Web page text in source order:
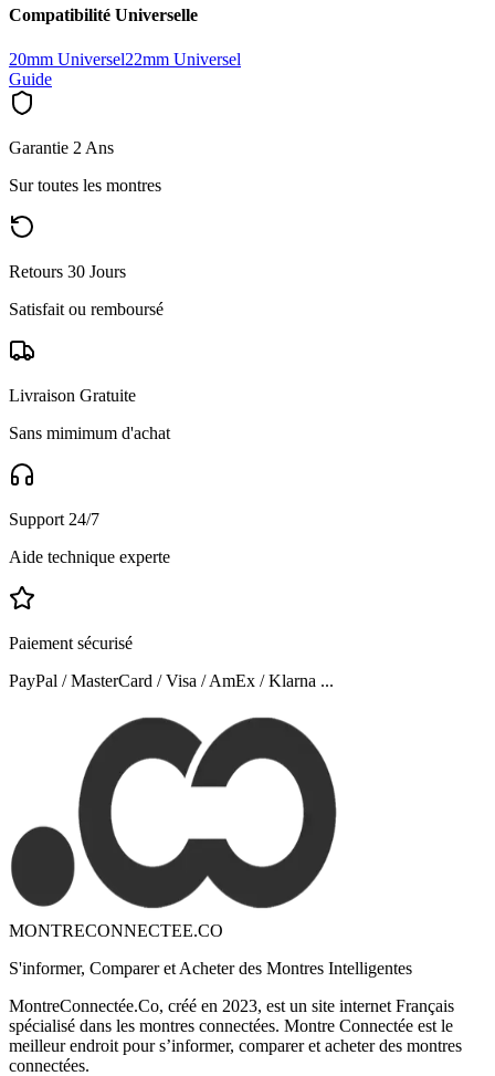
Compatibilité Universelle
20mm Universel22mm Universel
Guide
Garantie 2 Ans
Sur toutes les montres
Retours 30 Jours
Satisfait ou remboursé
Livraison Gratuite
Sans mimimum d'achat
Support 24/7
Aide technique experte
Paiement sécurisé
PayPal / MasterCard / Visa / AmEx / Klarna ...
MONTRECONNECTEE.CO
S'informer, Comparer et Acheter des Montres Intelligentes
MontreConnectée.Co, créé en 2023, est un site internet Français
spécialisé dans les montres connectées. Montre Connectée est le
meilleur endroit pour s’informer, comparer et acheter des montres
connectées.